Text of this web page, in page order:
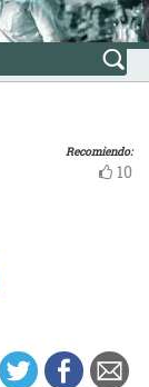
Recomiendo:
10